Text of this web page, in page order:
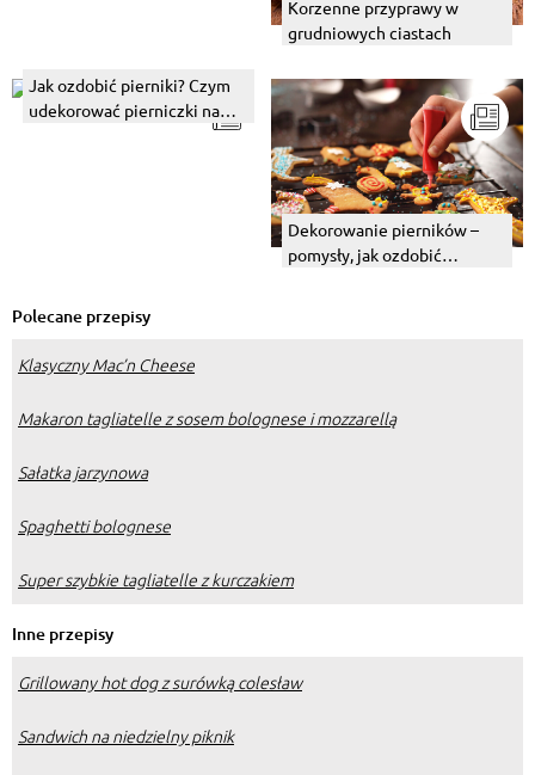
Korzenne przyprawy w
grudniowych ciastach
Jak ozdobić pierniki? Czym
udekorować pierniczki na
Dekorowanie pierników –
pomysły, jak ozdobić
Polecane przepisy
Klasyczny Mac’n Cheese
Makaron tagliatelle z sosem bolognese i mozzarellą
Sałatka jarzynowa
Spaghetti bolognese
Super szybkie tagliatelle z kurczakiem
Inne przepisy
Grillowany hot dog z surówką colesław
Sandwich na niedzielny piknik